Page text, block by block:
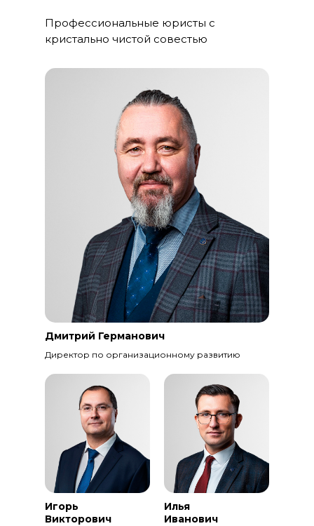
Игорь
Викторович
Дмитрий Германович
Директор по организационному развитию
Илья
Иванович
Профессиональные юристы с
кристально чистой совестью